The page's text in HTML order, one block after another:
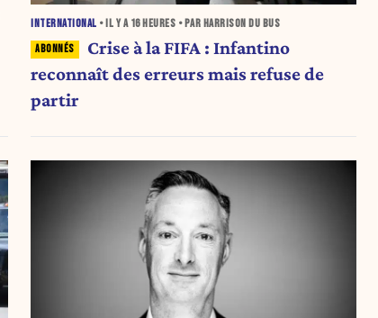
INTERNATIONAL • IL Y A 16 HEURES • PAR HARRISON DU BUS
Crise à la FIFA : Infantino
reconnaît des erreurs mais refuse de
partir